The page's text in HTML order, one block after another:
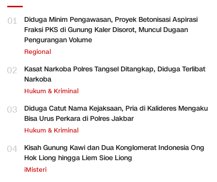
01
Diduga Minim Pengawasan, Proyek Betonisasi Aspirasi
Fraksi PKS di Gunung Kaler Disorot, Muncul Dugaan
Pengurangan Volume
Regional
02
Kasat Narkoba Polres Tangsel Ditangkap, Diduga Terlibat
Narkoba
Hukum & Kriminal
03
Diduga Catut Nama Kejaksaan, Pria di Kalideres Mengaku
Bisa Urus Perkara di Polres Jakbar
Hukum & Kriminal
04
Kisah Gunung Kawi dan Dua Konglomerat Indonesia Ong
Hok Liong hingga Liem Sioe Liong
iMisteri